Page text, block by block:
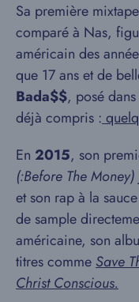
Sa première
comparé à Nas,
américain des
que 17 ans et de
Bada$$, posé
déjà compris :
En 2015, son
(:Before The Money)
et son rap à la sauce
de sample
américaine, son
titres comme Save
Christ Conscious.